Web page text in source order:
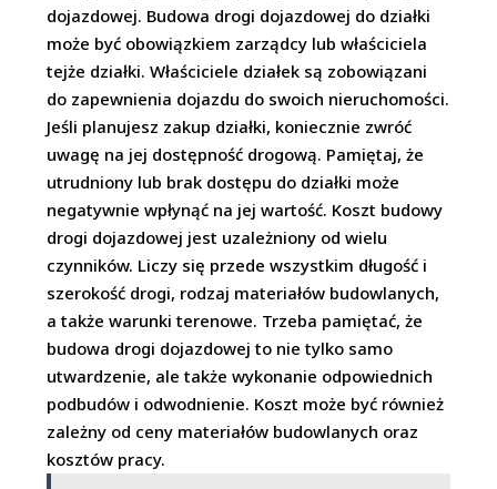
dojazdowej. Budowa drogi dojazdowej do działki
może być obowiązkiem zarządcy lub właściciela
tejże działki. Właściciele działek są zobowiązani
do zapewnienia dojazdu do swoich nieruchomości.
Jeśli planujesz zakup działki, koniecznie zwróć
uwagę na jej dostępność drogową. Pamiętaj, że
utrudniony lub brak dostępu do działki może
negatywnie wpłynąć na jej wartość. Koszt budowy
drogi dojazdowej jest uzależniony od wielu
czynników. Liczy się przede wszystkim długość i
szerokość drogi, rodzaj materiałów budowlanych,
a także warunki terenowe. Trzeba pamiętać, że
budowa drogi dojazdowej to nie tylko samo
utwardzenie, ale także wykonanie odpowiednich
podbudów i odwodnienie. Koszt może być również
zależny od ceny materiałów budowlanych oraz
kosztów pracy.